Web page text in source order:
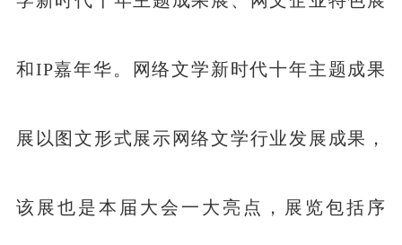
和IP嘉年华。网络文学新时代十年主题成果
展以图文形式展示网络文学行业发展成果，
该展也是本届大会一大亮点，展览包括序